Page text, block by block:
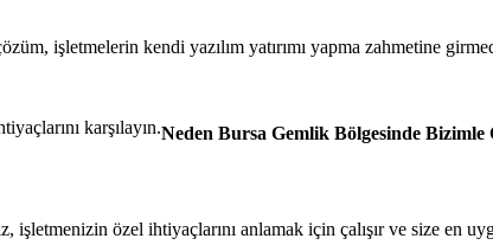
işletmelerin kendi yazılım yatırımı yapma zahmetine
karşılayın.Neden Bursa Gemlik Bölgesinde Bizimle
özel ihtiyaçlarını anlamak için çalışır ve size en